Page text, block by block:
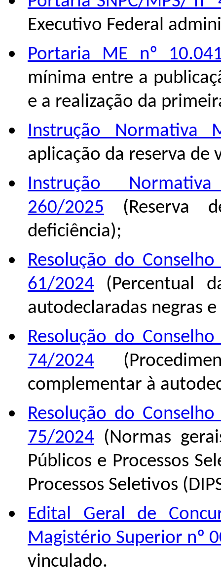
Executivo Federal
Portaria ME nº
mínima entre a
e a realização da
Instrução Normativa
aplicação da reserva de
Instrução
260/2025 (Reserva
deficiência);
Resolução do
61/2024 (Percentual
autodeclaradas negras
Resolução do
74/2024
complementar à
Resolução do
75/2024 (Normas
Públicos e Processos
Processos Seletivos
Edital Geral de
Magistério Superior nº
vinculado.